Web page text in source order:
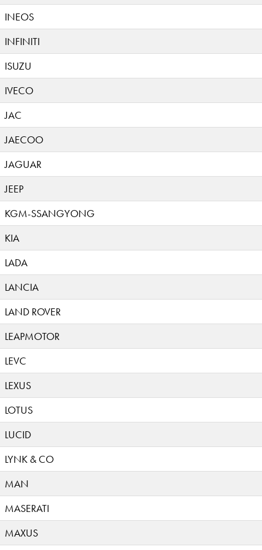
INEOS
INFINITI
ISUZU
IVECO
JAC
JAECOO
JAGUAR
JEEP
KGM-SSANGYONG
KIA
LADA
LANCIA
LAND ROVER
LEAPMOTOR
LEVC
LEXUS
LOTUS
LUCID
LYNK & CO
MAN
MASERATI
MAXUS